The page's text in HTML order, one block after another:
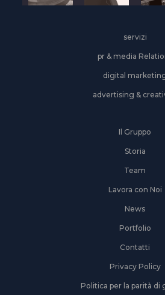
servizi
pr & media
digital
advertising &
Il Gruppo
Storia
Team
Lavora con Noi
News
Portfolio
Contatti
Privacy Policy
Politica per la parità di